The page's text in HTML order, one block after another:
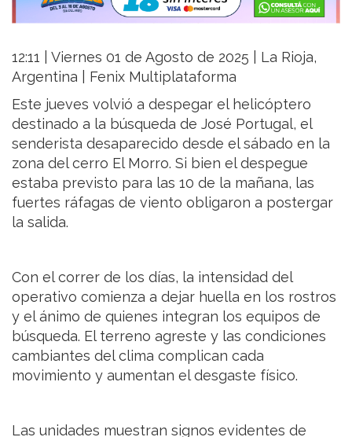
12:11 | Viernes 01 de Agosto de 2025 | La Rioja,
Argentina | Fenix Multiplataforma
Este jueves volvió a despegar el helicóptero
destinado a la búsqueda de José Portugal, el
senderista desaparecido desde el sábado en la
zona del cerro El Morro. Si bien el despegue
estaba previsto para las 10 de la mañana, las
fuertes ráfagas de viento obligaron a postergar
la salida.
Con el correr de los días, la intensidad del
operativo comienza a dejar huella en los rostros
y el ánimo de quienes integran los equipos de
búsqueda. El terreno agreste y las condiciones
cambiantes del clima complican cada
movimiento y aumentan el desgaste físico.
Las unidades muestran signos evidentes de